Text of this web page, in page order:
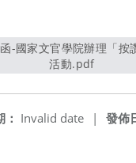
活動.pdf另開新視
發佈
Invalid date
|